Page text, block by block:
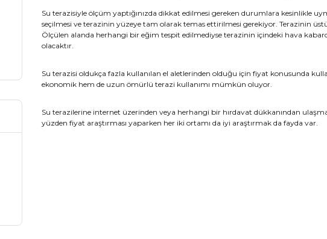
Su terazisiyle ölçüm yaptığınızda dikkat edilmesi gereken durumlara kesinlikle
seçilmesi ve terazinin yüzeye tam olarak temas ettirilmesi gerekiyor. Terazinin
Ölçülen alanda herhangi bir eğim tespit edilmediyse terazinin içindeki hava
olacaktır.
Su terazisi oldukça fazla kullanılan el aletlerinden olduğu için fiyat konusunda
ekonomik hem de uzun ömürlü terazi kullanımı mümkün oluyor.
Su terazilerine internet üzerinden veya herhangi bir hırdavat dükkanından
yüzden fiyat araştırması yaparken her iki ortamı da iyi araştırmak da fayda var.